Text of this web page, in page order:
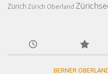
Zürich Zürich Oberland
BERNER